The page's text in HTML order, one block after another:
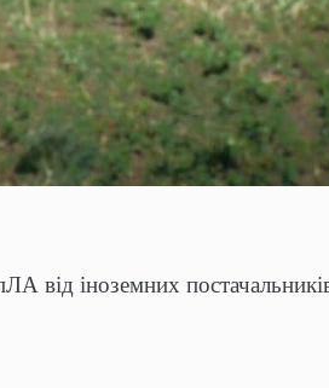
від іноземних